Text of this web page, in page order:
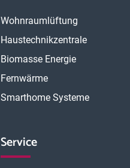
Wohnraumlüftung
Haustechnikzentrale
Biomasse Energie
Fernwärme
Smarthome Systeme
Service